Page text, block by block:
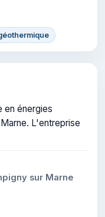
en énergies
L'entreprise
sur Marne